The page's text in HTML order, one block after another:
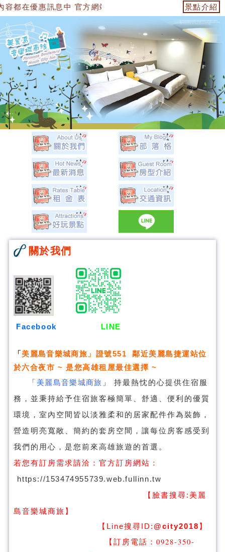
容都在優惠訊息中 官方網站：https:// 景點介紹
關於我們
Facebook LINE
「美麗島音樂城商旅 」證號551 鄰近美麗島捷運站位
於六合夜市 ~ 是您高雄租屋最佳選擇 ~
「 美麗島音樂城商旅 」 持最熱忱的心提供住宿服
務，並秉持給予住宿旅客極簡單、舒適、便利的優質
環境，室內空間皆以淡雅柔和的居家配件作為裝飾，
營造明亮寬敞、簡約的套房空間，讓每位房客感受到
我們的用心，是您前來高雄旅遊的首選。
若您有訂房需求請洽： 官方訂房網站：
https://153474955739.web.fullinn.tw
【臉書搜尋: 美麗
島音樂城商旅 】
【Line搜尋ID:@city2018 】
【訂房電話：0928-350-